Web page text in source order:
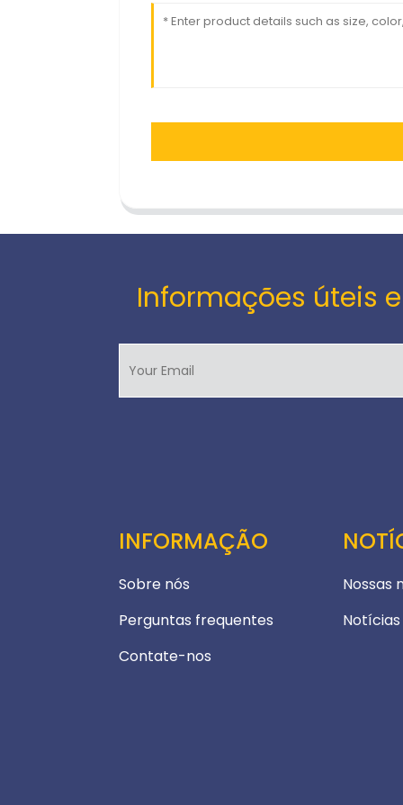
Informações úteis
INFORMAÇÃO
Sobre nós
Perguntas frequentes
Contate-nos
Nossas